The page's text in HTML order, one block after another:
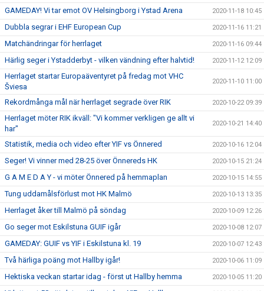
GAMEDAY! Vi tar emot OV Helsingborg i Ystad Arena 2020-11-18 10:45
Dubbla segrar i EHF European Cup 2020-11-16 11:21
Matchändringar för herrlaget 2020-11-16 09:44
Härlig seger i Ystadderbyt - vilken vändning efter halvtid! 2020-11-12 12:09
Herrlaget startar Europaäventyret på fredag mot VHC
Šviesa
2020-11-10 11:00
Rekordmånga mål när herrlaget segrade över RIK 2020-10-22 09:39
Herrlaget möter RIK ikväll: "Vi kommer verkligen ge allt vi
har"
2020-10-21 14:40
Statistik, media och video efter YIF vs Önnered 2020-10-16 12:04
Seger! Vi vinner med 28-25 över Önnereds HK 2020-10-15 21:24
G A M E D A Y - vi möter Önnered på hemmaplan 2020-10-15 14:55
Tung uddamålsförlust mot HK Malmö 2020-10-13 13:35
Herrlaget åker till Malmö på söndag 2020-10-09 12:26
Go seger mot Eskilstuna GUIF igår 2020-10-08 12:07
GAMEDAY: GUIF vs YIF i Eskilstuna kl. 19 2020-10-07 12:43
Två härliga poäng mot Hallby igår! 2020-10-06 11:09
Hektiska veckan startar idag - först ut Hallby hemma 2020-10-05 11:20